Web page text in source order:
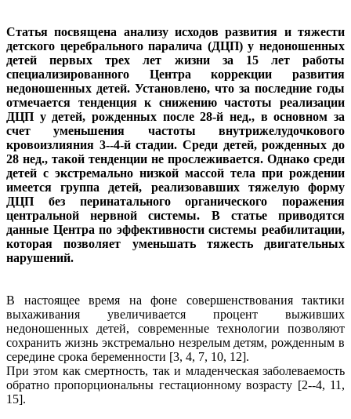
Статья посвящена анализу исходов развития и тяжести
детского церебрального паралича (ДЦП) у недоношенных
детей первых трех лет жизни за 15 лет работы
специализированного Центра коррекции развития
недоношенных детей. Установлено, что за последние годы
отмечается тенденция к снижению частоты реализации
ДЦП у детей, рожденных после 28-й нед., в основном за
счет уменьшения частоты внутрижелудочкового
кровоизлияния 3--4-й стадии. Среди детей, рожденных до
28 нед., такой тенденции не прослеживается. Однако среди
детей с экстремально низкой массой тела при рождении
имеется группа детей, реализовавших тяжелую форму
ДЦП без перинатального органического поражения
центральной нервной системы. В статье приводятся
данные Центра по эффективности системы реабилитации,
которая позволяет уменьшать тяжесть двигательных
нарушений.
В настоящее время на фоне совершенствования тактики
выхаживания увеличивается процент выживших
недоношенных детей, современные технологии позволяют
сохранить жизнь экстремально незрелым детям, рожденным в
середине срока беременности [3, 4, 7, 10, 12].
При этом как смертность, так и младенческая заболеваемость
обратно пропорциональны гестационному возрасту [2--4, 11,
15].